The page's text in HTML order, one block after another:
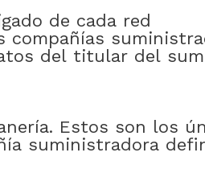
de cada red
compañías
del titular del
. Estos son los
suministradora